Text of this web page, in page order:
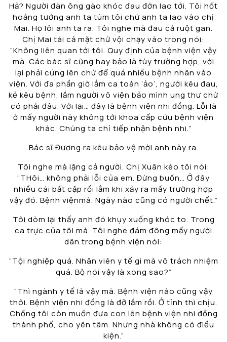
Hả? Người đàn ông gào khóc đau đớn lao tới. Tôi hốt
hoảng tưởng anh ta túm tôi chứ anh ta lao vào chị
Mai. Họ lôi anh ta ra. Tôi nghe mà đau cả ruột gan.
Chị Mai tái cả mặt chứ vội chạy vào trong nói:
“Không liên quan tới tôi. Quy định của bệnh viện vậy
mà. Các bác sĩ cũng hay bảo là tùy trường hợp, với
lại phải cứng lên chứ để quá nhiều bệnh nhân vào
viện. Với đa phần giờ lắm ca toàn ‘ảo’, người kêu đau,
kẻ kêu bệnh, lắm người vô viện bảo mình ung thư chứ
có phải đâu. Với lại… đây là bệnh viện nhi đồng. Lỗi là
ở mấy người này không tới khoa cấp cứu bệnh viện
khác. Chúng ta chỉ tiếp nhận bệnh nhi.”
Bác sĩ Đương ra kêu bảo vệ mời anh này ra.
Tôi nghe mà lặng cả người. Chị Xuân kéo tôi nói:
“THôi… không phải lỗi của em. Đừng buồn… Ở đây
nhiều cái bất cập rồi lắm khi xảy ra mấy trường hợp
vậy đó. Bệnh việnmà. Ngày nào cũng có người chết.”
Tôi dòm lại thấy anh đó khụy xuống khóc to. Trong
ca trực của tôi mà. Tôi nghe đám đông mấy người
dân trong bệnh viện nói:
“Tội nghiệp quá. Nhân viên y tế gì mà vô trách nhiệm
quá. Bộ nói vậy là xong sao?”
“Thì ngành y tế là vậy mà. Bệnh viện nào cũng vậy
thôi. Bệnh viện nhi đồng là đỡ lắm rồi. Ở tỉnh thì chịu.
Chồng tôi còn muốn đưa con lên bệnh viện nhi đồng
thành phố, cho yên tâm. Nhưng nhà không có điều
kiện.”